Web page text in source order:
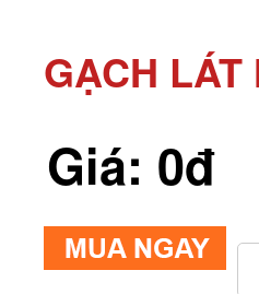
GẠCH LÁT
Giá: 0đ